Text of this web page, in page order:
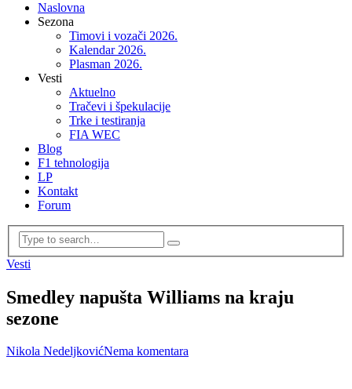
Naslovna
Sezona
Timovi i vozači 2026.
Kalendar 2026.
Plasman 2026.
Vesti
Aktuelno
Tračevi i špekulacije
Trke i testiranja
FIA WEC
Blog
F1 tehnologija
LP
Kontakt
Forum
Vesti
Smedley napušta Williams na kraju
sezone
Nikola NedeljkovićNema komentara